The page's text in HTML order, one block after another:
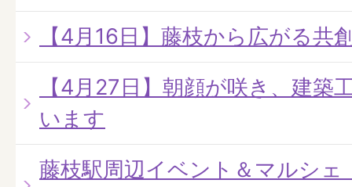
【4月16日】藤枝から広がる共
【4月27日】朝顔が咲き、建築
います
藤枝駅周辺イベント＆マルシェ